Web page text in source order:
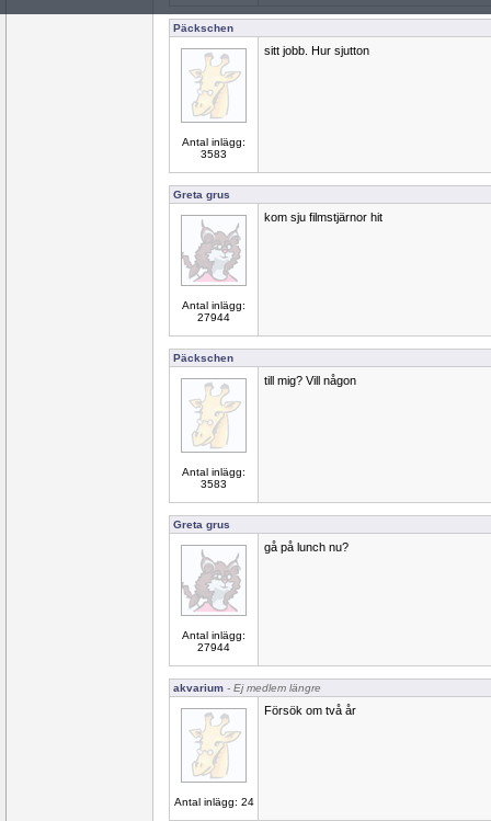
Päckschen
Antal inlägg:
3583
sitt jobb. Hur sjutton
Greta grus
Antal inlägg:
27944
kom sju filmstjärnor hit
Päckschen
Antal inlägg:
3583
till mig? Vill någon
Greta grus
Antal inlägg:
27944
gå på lunch nu?
akvarium - Ej medlem längre
Antal inlägg: 24
Försök om två år